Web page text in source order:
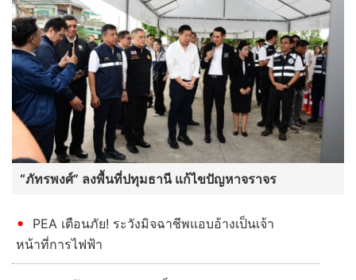
“ภัทรพงศ์” ลงพื้นที่ปทุมธานี แก้ไขปัญหาจราจร
PEA เตือนภัย! ระวังมิจฉาชีพแอบอ้างเป็นเจ้า
หน้าที่การไฟฟ้า